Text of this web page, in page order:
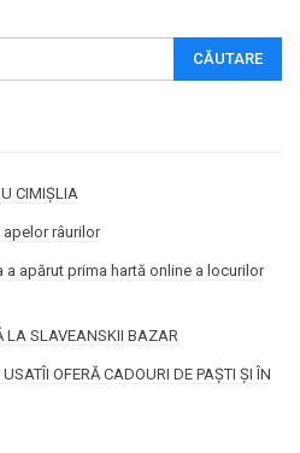
CIMIȘLIA
apelor râurilor
a apărut prima hartă online a locurilor
LA SLAVEANSKII BAZAR
OFERĂ CADOURI DE PAȘTI ȘI ÎN